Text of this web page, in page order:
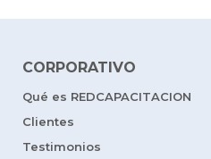
CORPORATIVO
Qué es REDCAPACITACION
Clientes
Testimonios